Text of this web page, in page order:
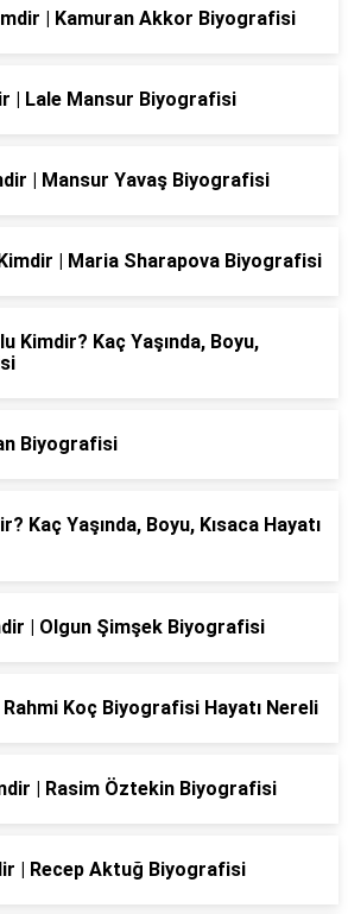
| Kamuran Akkor Biyografisi
| Lale Mansur Biyografisi
| Mansur Yavaş Biyografisi
| Maria Sharapova Biyografisi
Kimdir? Kaç Yaşında, Boyu,
Biyografisi
Kaç Yaşında, Boyu, Kısaca Hayatı
| Olgun Şimşek Biyografisi
Koç Biyografisi Hayatı Nereli
| Rasim Öztekin Biyografisi
| Recep Aktuğ Biyografisi